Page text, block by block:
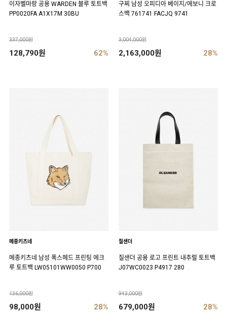
이자벨마랑 공용 WARDEN 블루 토트백
PP0020FA A1X17M 30BU
337,000원
128,790원 62%
구찌 남성 오피디아 베이지/에보니 크로
스백 761741 FACJQ 9741
3,004,000원
2,163,000원 28%
메종키츠네
메종키츠네 남성 폭스헤드 프린팅 에크
루 토트백 LW05101WW0050 P700
136,000원
98,000원 28%
질샌더
질샌더 공용 로고 프린트 내추럴 토트백
J07WC0023 P4917 280
943,000원
679,000원 28%